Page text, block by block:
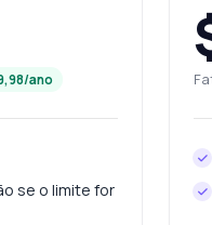
ano
se o limite for